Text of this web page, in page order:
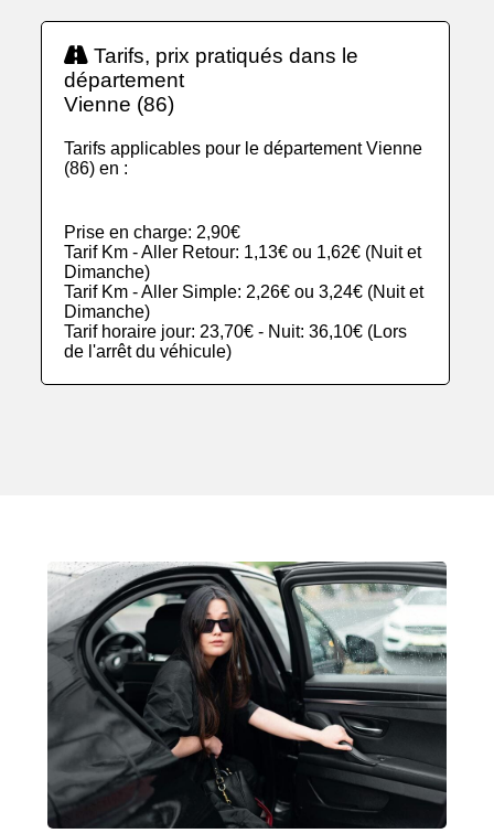
Tarifs, prix pratiqués dans le
département
Vienne (86)
Tarifs applicables pour le département Vienne
(86) en :
Prise en charge: 2,90€
Tarif Km - Aller Retour: 1,13€ ou 1,62€ (Nuit et
Dimanche)
Tarif Km - Aller Simple: 2,26€ ou 3,24€ (Nuit et
Dimanche)
Tarif horaire jour: 23,70€ - Nuit: 36,10€ (Lors
de l'arrêt du véhicule)